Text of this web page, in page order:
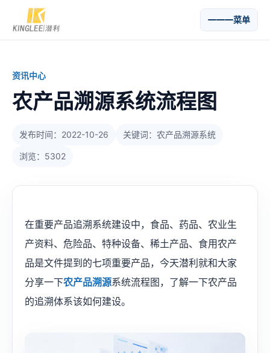
菜单
资讯中心
农产品溯源系统流程图
发布时间：2022-10-26 关键词：农产品溯源系统
浏览：5302
在重要产品追溯系统建设中，食品、药品、农业生
产资料、危险品、特种设备、稀土产品、食用农产
品是文件提到的七项重要产品，今天潜利就和大家
分享一下农产品溯源系统流程图，了解一下农产品
的追溯体系该如何建设。